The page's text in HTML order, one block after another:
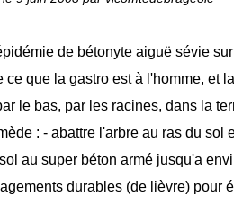
de bétonyte aiguë sévie
ce que la gastro est à l'homme, et
le bas, par les racines, dans la
: - abattre l'arbre au ras du
au super béton armé jusqu'a
durables (de lièvre) pour